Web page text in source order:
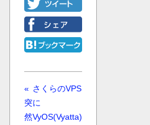
«
突
然
さくらのVPS
に
VyOS(Vyatta)